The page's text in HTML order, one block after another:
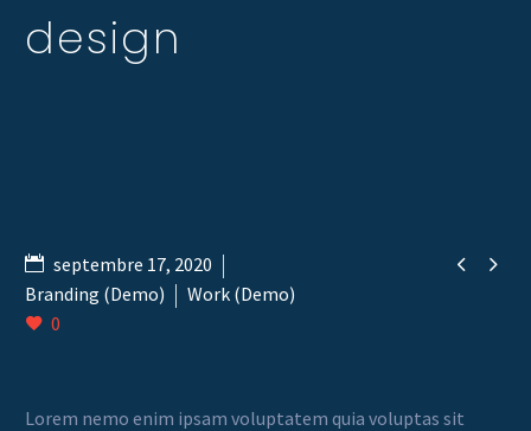
design
 
septembre 17, 2020
Branding (Demo)
Work (Demo)
0
Lorem nemo enim ipsam voluptatem quia voluptas sit